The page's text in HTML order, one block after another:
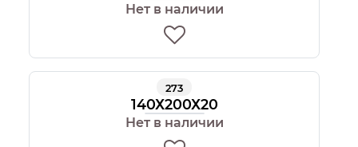
Нет в наличии
273
140Х200Х20
Нет в наличии